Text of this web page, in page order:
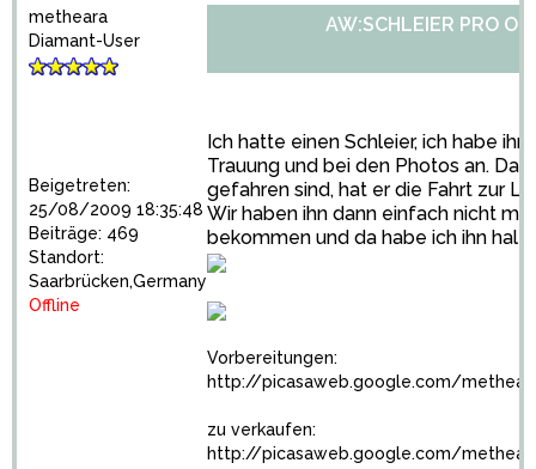
metheara
Diamant-User
Beigetreten:
25/08/2009 18:35:48
Beiträge: 469
Standort:
Saarbrücken,Germany
Offline
AW:SCHLEIER PRO
Ich hatte einen Schleier, ich habe
Trauung und bei den Photos an. Da
gefahren sind, hat er die Fahrt zur
Wir haben ihn dann einfach nicht
bekommen und da habe ich ihn halt
Vorbereitungen:
http://picasaweb.google.com/
zu verkaufen:
http://picasaweb.google.com/